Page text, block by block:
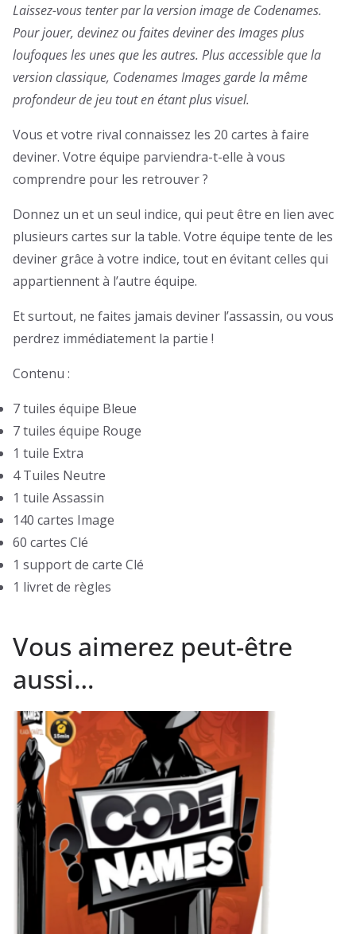
Laissez-vous tenter par la version image de Codenames.
Pour jouer, devinez ou faites deviner des Images plus
loufoques les unes que les autres. Plus accessible que la
version classique, Codenames Images garde la même
profondeur de jeu tout en étant plus visuel.
Vous et votre rival connaissez les 20 cartes à faire
deviner. Votre équipe parviendra-t-elle à vous
comprendre pour les retrouver ?
Donnez un et un seul indice, qui peut être en lien avec
plusieurs cartes sur la table. Votre équipe tente de les
deviner grâce à votre indice, tout en évitant celles qui
appartiennent à l’autre équipe.
Et surtout, ne faites jamais deviner l’assassin, ou vous
perdrez immédiatement la partie !
Contenu :
7 tuiles équipe Bleue
7 tuiles équipe Rouge
1 tuile Extra
4 Tuiles Neutre
1 tuile Assassin
140 cartes Image
60 cartes Clé
1 support de carte Clé
1 livret de règles
Vous aimerez peut-être
aussi…